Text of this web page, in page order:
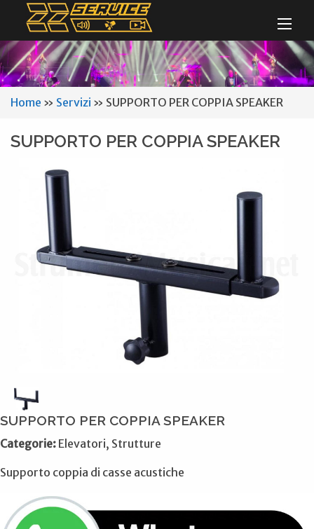
Home » Servizi » SUPPORTO PER COPPIA SPEAKER
SUPPORTO PER COPPIA SPEAKER
SUPPORTO PER COPPIA SPEAKER
Categorie: Elevatori, Strutture
Supporto coppia di casse acustiche